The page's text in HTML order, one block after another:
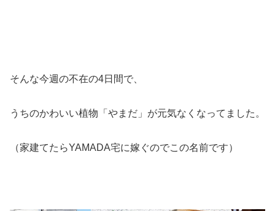
そんな今週の不在の4日間で、
うちのかわいい植物「やまだ」が元気なくなってました。
（家建てたらYAMADA宅に嫁ぐのでこの名前です）